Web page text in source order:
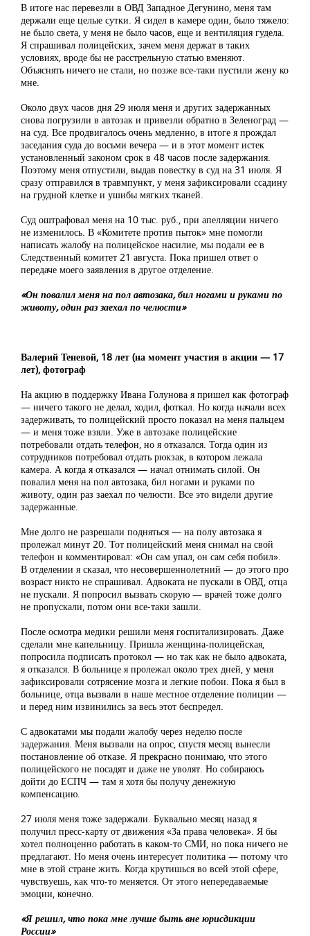
В итоге нас перевезли в ОВД Западное Дегунино, меня там
держали еще целые сутки. Я сидел в камере один, было тяжело:
не было света, у меня не было часов, еще и вентиляция гудела.
Я спрашивал полицейских, зачем меня держат в таких
условиях, вроде бы не расстрельную статью вменяют.
Объяснять ничего не стали, но позже все-таки пустили жену ко
мне.
Около двух часов дня 29 июля меня и других задержанных
снова погрузили в автозак и привезли обратно в Зеленоград —
на суд. Все продвигалось очень медленно, в итоге я прождал
заседания суда до восьми вечера — и в этот момент истек
установленный законом срок в 48 часов после задержания.
Поэтому меня отпустили, выдав повестку в суд на 31 июля. Я
сразу отправился в травмпункт, у меня зафиксировали ссадину
на грудной клетке и ушибы мягких тканей.
Суд оштрафовал меня на 10 тыс. руб., при апелляции ничего
не изменилось. В «Комитете против пыток» мне помогли
написать жалобу на полицейское насилие, мы подали ее в
Следственный комитет 21 августа. Пока пришел ответ о
передаче моего заявления в другое отделение.
«Он повалил меня на пол автозака, бил ногами и руками по
животу, один раз заехал по челюсти»
Валерий Теневой, 18 лет (на момент участия в акции — 17
лет), фотограф
На акцию в поддержку Ивана Голунова я пришел как фотограф
— ничего такого не делал, ходил, фоткал. Но когда начали всех
задерживать, то полицейский просто показал на меня пальцем
— и меня тоже взяли. Уже в автозаке полицейские
потребовали отдать телефон, но я отказался. Тогда один из
сотрудников потребовал отдать рюкзак, в котором лежала
камера. А когда я отказался — начал отнимать силой. Он
повалил меня на пол автозака, бил ногами и руками по
животу, один раз заехал по челюсти. Все это видели другие
задержанные.
Мне долго не разрешали подняться — на полу автозака я
пролежал минут 20. Тот полицейский меня снимал на свой
телефон и комментировал: «Он сам упал, он сам себя побил».
В отделении я сказал, что несовершеннолетний — до этого про
возраст никто не спрашивал. Адвоката не пускали в ОВД, отца
не пускали. Я попросил вызвать скорую — врачей тоже долго
не пропускали, потом они все-таки зашли.
После осмотра медики решили меня госпитализировать. Даже
сделали мне капельницу. Пришла женщина-полицейская,
попросила подписать протокол — но так как не было адвоката,
я отказался. В больнице я пролежал около трех дней, у меня
зафиксировали сотрясение мозга и легкие побои. Пока я был в
больнице, отца вызвали в наше местное отделение полиции —
и перед ним извинились за весь этот беспредел.
С адвокатами мы подали жалобу через неделю после
задержания. Меня вызвали на опрос, спустя месяц вынесли
постановление об отказе. Я прекрасно понимаю, что этого
полицейского не посадят и даже не уволят. Но собираюсь
дойти до ЕСПЧ — там я хотя бы получу денежную
компенсацию.
27 июля меня тоже задержали. Буквально месяц назад я
получил пресс-карту от движения «За права человека». Я бы
хотел полноценно работать в каком-то СМИ, но пока ничего не
предлагают. Но меня очень интересует политика — потому что
мне в этой стране жить. Когда крутишься во всей этой сфере,
чувствуешь, как что-то меняется. От этого непередаваемые
эмоции, конечно.
«Я решил, что пока мне лучше быть вне юрисдикции
России»